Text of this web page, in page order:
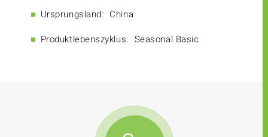
Ursprungsland: China
Produktlebenszyklus: Seasonal Basic